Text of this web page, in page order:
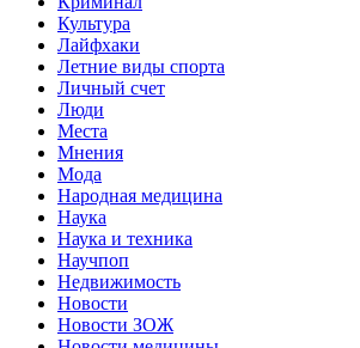
Культура
Лайфхаки
Летние виды спорта
Личный счет
Люди
Места
Мнения
Мода
Народная медицина
Наука
Наука и техника
Научпоп
Недвижимость
Новости
Новости ЗОЖ